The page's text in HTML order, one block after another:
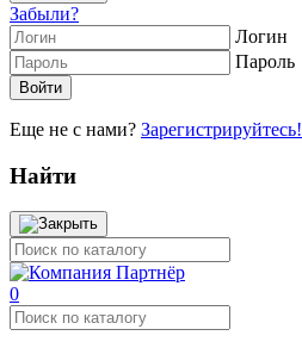
Забыли?
Логин
Пароль
Еще не с нами? Зарегистрируйтесь!
Найти
0